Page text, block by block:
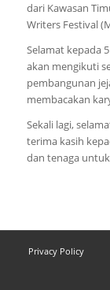
dari Kawasan
Writers Festival
Selamat kepada
akan mengikuti
pembangunan
membacakan
Sekali lagi,
terima kasih
dan tenaga
Privacy Policy